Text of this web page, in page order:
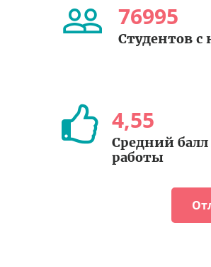
76995
Студентов с
4,55
Средний балл
работы